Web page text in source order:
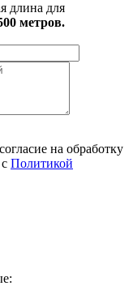
длина для
метров.
на обработку
Политикой